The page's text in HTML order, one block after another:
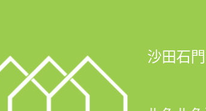
FB Inbox 索取免費設計圖:: https://m.me/
沙田石